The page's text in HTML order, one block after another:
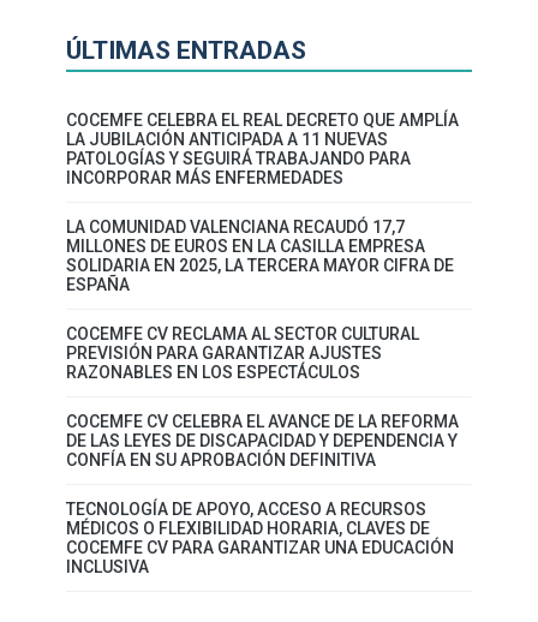
ÚLTIMAS ENTRADAS
COCEMFE CELEBRA EL REAL DECRETO QUE AMPLÍA
LA JUBILACIÓN ANTICIPADA A 11 NUEVAS
PATOLOGÍAS Y SEGUIRÁ TRABAJANDO PARA
INCORPORAR MÁS ENFERMEDADES
LA COMUNIDAD VALENCIANA RECAUDÓ 17,7
MILLONES DE EUROS EN LA CASILLA EMPRESA
SOLIDARIA EN 2025, LA TERCERA MAYOR CIFRA DE
ESPAÑA
COCEMFE CV RECLAMA AL SECTOR CULTURAL
PREVISIÓN PARA GARANTIZAR AJUSTES
RAZONABLES EN LOS ESPECTÁCULOS
COCEMFE CV CELEBRA EL AVANCE DE LA REFORMA
DE LAS LEYES DE DISCAPACIDAD Y DEPENDENCIA Y
CONFÍA EN SU APROBACIÓN DEFINITIVA
TECNOLOGÍA DE APOYO, ACCESO A RECURSOS
MÉDICOS O FLEXIBILIDAD HORARIA, CLAVES DE
COCEMFE CV PARA GARANTIZAR UNA EDUCACIÓN
INCLUSIVA